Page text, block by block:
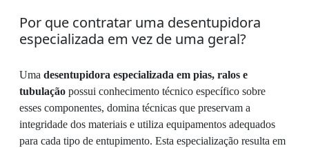
Por que contratar uma desentupidora
especializada em vez de uma geral?
Uma desentupidora especializada em pias, ralos e
tubulação possui conhecimento técnico específico sobre
esses componentes, domina técnicas que preservam a
integridade dos materiais e utiliza equipamentos adequados
para cada tipo de entupimento. Esta especialização resulta em